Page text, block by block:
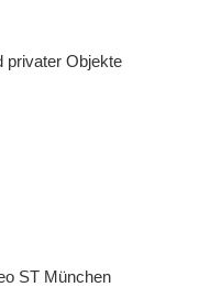
privater Objekte
ST München